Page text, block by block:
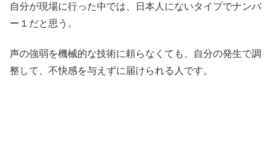
自分が現場に行った中では、日本人にないタイプでナンバ
ー１だと思う。
声の強弱を機械的な技術に頼らなくても、自分の発生で調
整して、不快感を与えずに届けられる人です。